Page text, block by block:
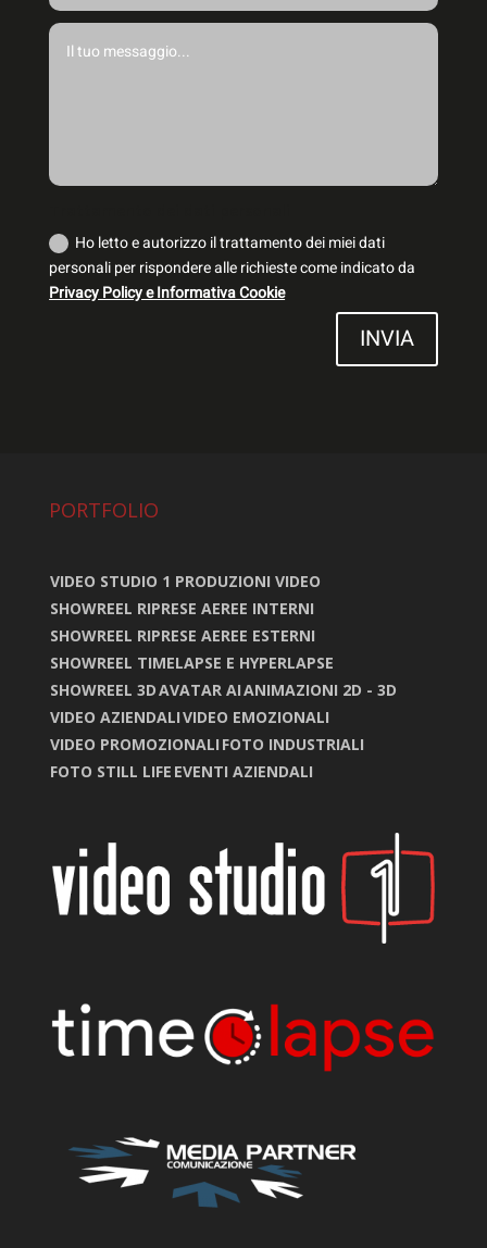
Ho letto e autorizzo il trattamento dei miei dati
personali per rispondere alle richieste come indicato da
Privacy Policy e Informativa Cookie
INVIA
PORTFOLIO
VIDEO STUDIO 1 PRODUZIONI VIDEO
SHOWREEL RIPRESE AEREE INTERNI
SHOWREEL RIPRESE AEREE ESTERNI
SHOWREEL TIMELAPSE E HYPERLAPSE
SHOWREEL 3DAVATAR AIANIMAZIONI 2D - 3D
VIDEO AZIENDALIVIDEO EMOZIONALI
VIDEO PROMOZIONALI FOTO INDUSTRIALI
FOTO STILL LIFE EVENTI AZIENDALI